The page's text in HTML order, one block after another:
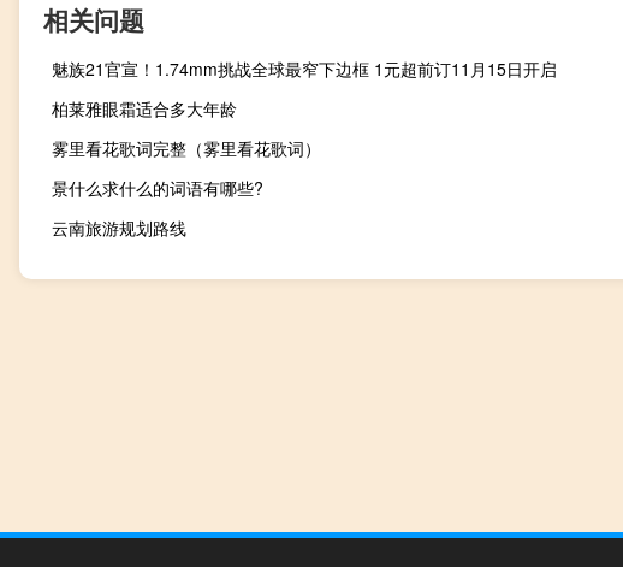
相关问题
魅族21官宣！1.74mm挑战全球最窄下边框 1元超前订11月15日开启
柏莱雅眼霜适合多大年龄
雾里看花歌词完整（雾里看花歌词）
景什么求什么的词语有哪些?
云南旅游规划路线